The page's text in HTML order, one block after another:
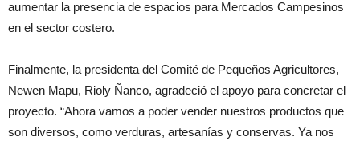
aumentar la presencia de espacios para Mercados Campesinos
en el sector costero.
Finalmente, la presidenta del Comité de Pequeños Agricultores,
Newen Mapu, Rioly Ñanco, agradeció el apoyo para concretar el
proyecto. “Ahora vamos a poder vender nuestros productos que
son diversos, como verduras, artesanías y conservas. Ya nos